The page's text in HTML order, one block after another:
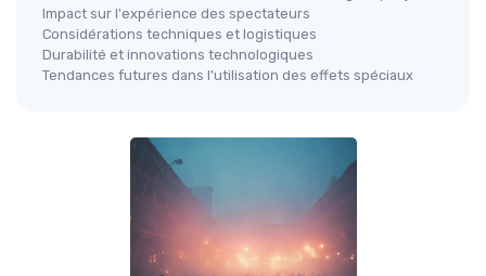
Impact sur l'expérience des spectateurs
Considérations techniques et logistiques
Durabilité et innovations technologiques
Tendances futures dans l'utilisation des effets spéciaux